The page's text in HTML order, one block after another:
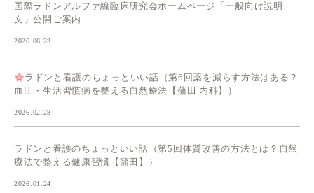
国際ラドンアルファ線臨床研究会ホームページ「一般向け説明
文」公開ご案内
2026.06.23
ラドンと看護のちょっといい話（第6回薬を減らす方法はある？
血圧・生活習慣病を整える自然療法【蒲田 内科】）
2026.02.28
ラドンと看護のちょっといい話（第5回体質改善の方法とは？自然
療法で整える健康習慣【蒲田】）
2026.01.24